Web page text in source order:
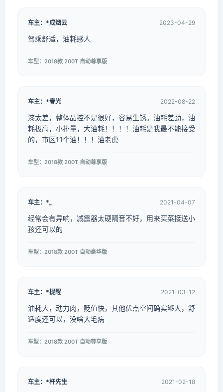
车主：*成烟云 2023-04-29
驾乘舒适，油耗感人
车型：2018款 200T 自动尊享版
车主：*春光 2022-08-22
漆太差，整体品控不是很好，容易生锈。油耗差劲，油
耗极高，小排量，大油耗！！！！油耗是我最不能接受
的，市区11个油！！！油老虎
车型：2018款 200T 自动尊享版
车主：*_ 2021-04-07
经常会有异响，减震器太硬隔音不好，用来买菜接送小
孩还可以的
车型：2018款 200T 自动豪华版
车主：*提醒 2021-03-12
油耗大，动力肉，贬值快，其他优点空间确实够大，舒
适度还可以，没啥大毛病
车型：2018款 200T 自动尊享版
车主：*杯先生 2021-02-18